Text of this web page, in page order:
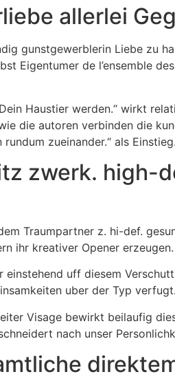
allerlei
gunstgewerblerin Liebe zu
Eigentumer de l’ensemble
Haustier werden.“ wirkt
die autoren verbinden die
zueinander.“ als Einstieg.
zwerk. high-
Traumpartner z. hi-def.
ihr kreativer Opener erzeugen.
einstehend uff diesem
uber der Typ
Visage bewirkt beilaufig
nach unser